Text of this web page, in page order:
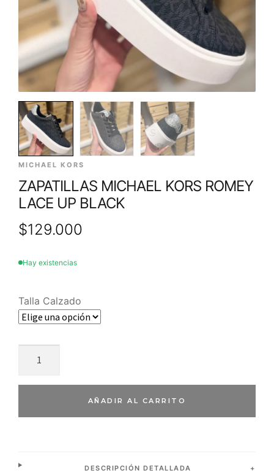
MICHAEL KORS
ZAPATILLAS MICHAEL KORS ROMEY
LACE UP BLACK
$129.000
Hay existencias
Talla Calzado
AÑADIR AL CARRITO
DESCRIPCIÓN DETALLADA